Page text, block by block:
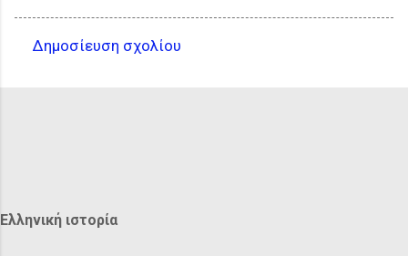
Δημοσίευση σχολίου
Ελληνική ιστορία